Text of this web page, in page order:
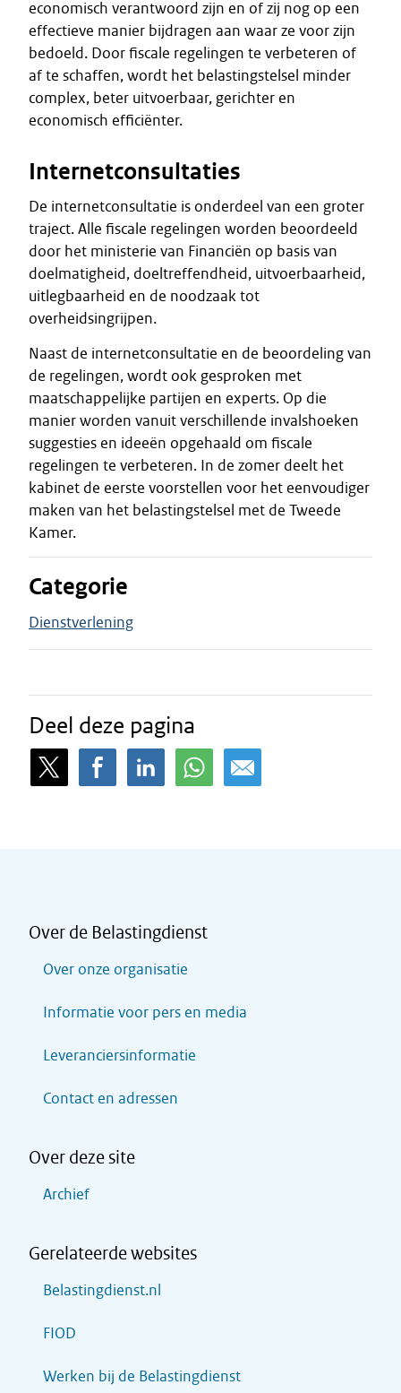
economisch verantwoord zijn en of zij nog op een
effectieve manier bijdragen aan waar ze voor zijn
bedoeld. Door fiscale regelingen te verbeteren of
af te schaffen, wordt het belastingstelsel minder
complex, beter uitvoerbaar, gerichter en
economisch efficiënter.
Internetconsultaties
De internetconsultatie is onderdeel van een groter
traject. Alle fiscale regelingen worden beoordeeld
door het ministerie van Financiën op basis van
doelmatigheid, doeltreffendheid, uitvoerbaarheid,
uitlegbaarheid en de noodzaak tot
overheidsingrijpen.
Naast de internetconsultatie en de beoordeling van
de regelingen, wordt ook gesproken met
maatschappelijke partijen en experts. Op die
manier worden vanuit verschillende invalshoeken
suggesties en ideeën opgehaald om fiscale
regelingen te verbeteren. In de zomer deelt het
kabinet de eerste voorstellen voor het eenvoudiger
maken van het belastingstelsel met de Tweede
Kamer.
Categorie
Dienstverlening
Deel deze pagina
Over de Belastingdienst
Over onze organisatie
Informatie voor pers en media
Leveranciersinformatie
Contact en adressen
Over deze site
Archief
Gerelateerde websites
Belastingdienst.nl
FIOD
Werken bij de Belastingdienst